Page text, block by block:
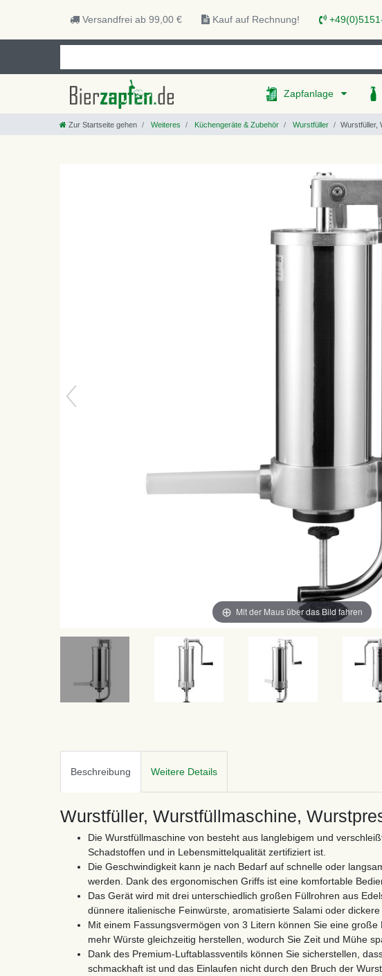
Versandfrei ab 99,00 € Kauf auf Rechnung!
Zapfanlage
Zur Startseite gehen Weiteres Küchengeräte & Zubehör Wurstfüller Wurstfüller,
Mit der Maus über das Bild fahren
Beschreibung Weitere Details
Wurstfüller, Wurstfüllmaschine,
Die Wurstfüllmaschine von besteht aus langlebigem und
Schadstoffen und in Lebensmittelqualität zertifiziert ist.
Die Geschwindigkeit kann je nach Bedarf auf schnelle oder
werden. Dank des ergonomischen Griffs ist eine komfortable
Das Gerät wird mit drei unterschiedlich großen Füllrohren aus
dünnere italienische Feinwürste, aromatisierte Salami oder dickere
Mit einem Fassungsvermögen von 3 Litern können Sie eine
mehr Würste gleichzeitig herstellen, wodurch Sie Zeit und Mühe
Dank des Premium-Luftablassventils können Sie sicherstellen,
schmackhaft ist und das Einlaufen nicht durch den Bruch der